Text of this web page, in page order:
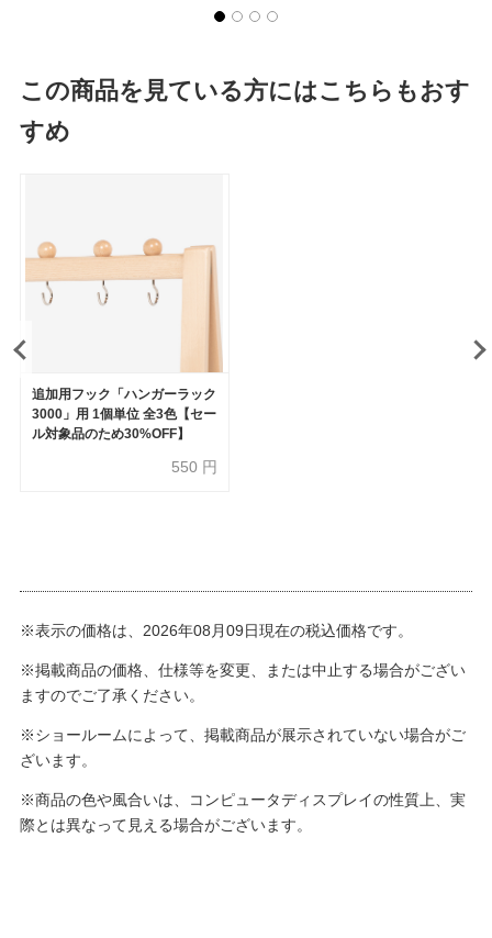
この商品を見ている方にはこちらもおす
すめ
追加用フック「ハンガーラック
3000」用 1個単位 全3色【セー
ル対象品のため30%OFF】
550 円
※表示の価格は、2026年08月09日現在の税込価格です。
※掲載商品の価格、仕様等を変更、または中止する場合がござい
ますのでご了承ください。
※ショールームによって、掲載商品が展示されていない場合がご
ざいます。
※商品の色や風合いは、コンピュータディスプレイの性質上、実
際とは異なって見える場合がございます。